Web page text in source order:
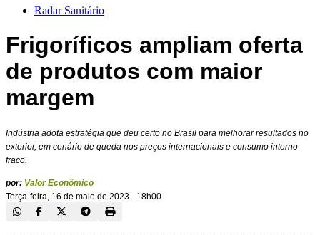
Radar Sanitário
Frigoríficos ampliam oferta
de produtos com maior
margem
Indústria adota estratégia que deu certo no Brasil para melhorar resultados no
exterior, em cenário de queda nos preços internacionais e consumo interno
fraco.
por: Valor Econômico
Terça-feira, 16 de maio de 2023 - 18h00